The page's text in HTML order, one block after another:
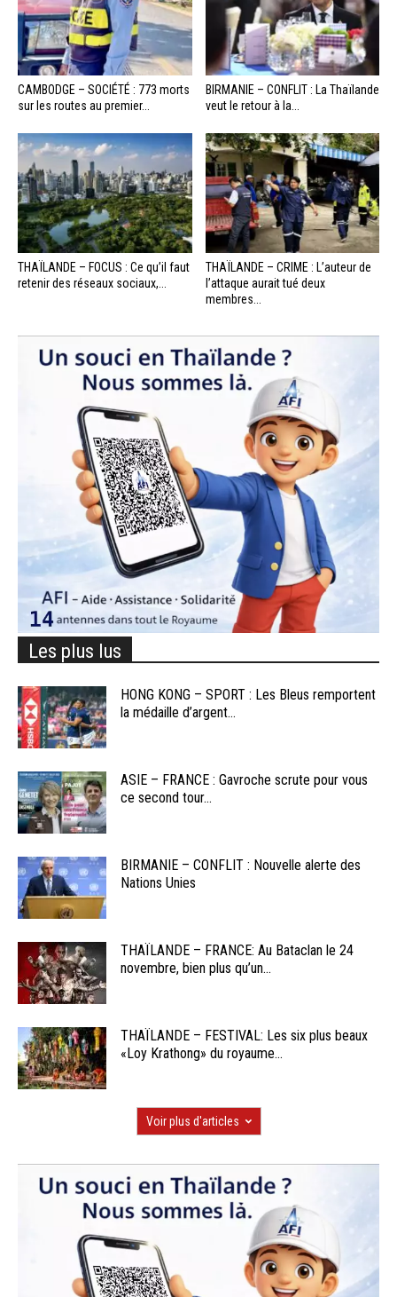
CAMBODGE – SOCIÉTÉ : 773 morts
sur les routes au premier...
BIRMANIE – CONFLIT : La Thaïlande
veut le retour à la...
THAÏLANDE – FOCUS : Ce qu’il faut
retenir des réseaux sociaux,...
THAÏLANDE – CRIME : L’auteur de
l’attaque aurait tué deux
membres...
Les plus lus
HONG KONG – SPORT : Les Bleus remportent
la médaille d’argent...
ASIE – FRANCE : Gavroche scrute pour vous
ce second tour...
BIRMANIE – CONFLIT : Nouvelle alerte des
Nations Unies
THAÏLANDE – FRANCE: Au Bataclan le 24
novembre, bien plus qu’un...
THAÏLANDE – FESTIVAL: Les six plus beaux
«Loy Krathong» du royaume...
Voir plus d'articles